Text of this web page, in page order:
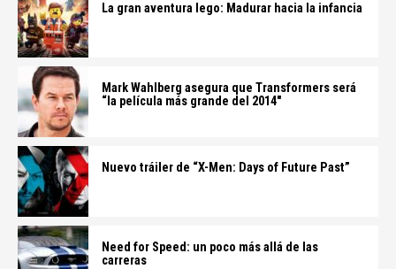
La gran aventura lego: Madurar hacia la infancia
Mark Wahlberg asegura que Transformers será
“la película más grande del 2014"
Nuevo tráiler de “X-Men: Days of Future Past”
Need for Speed: un poco más allá de las
carreras